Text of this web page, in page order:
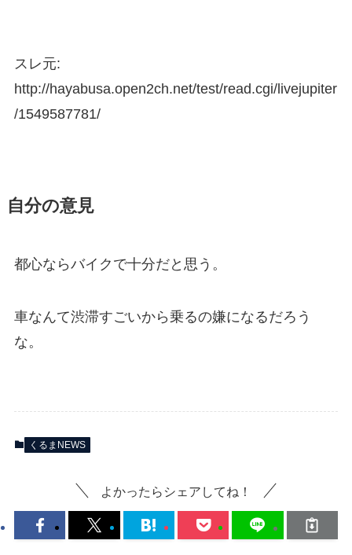
スレ元:
http://hayabusa.open2ch.net/test/read.cgi/livejupiter
/1549587781/
自分の意見
都心ならバイクで十分だと思う。
車なんて渋滞すごいから乗るの嫌になるだろう
な。
くるまNEWS
よかったらシェアしてね！